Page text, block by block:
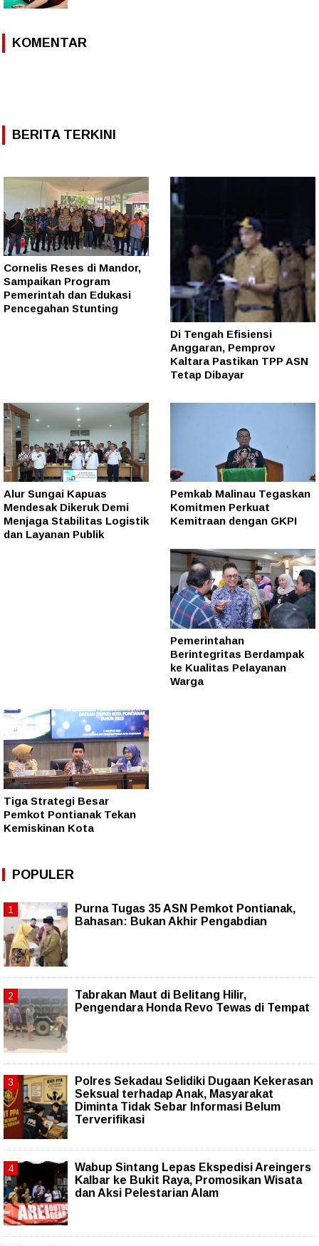
KOMENTAR
BERITA TERKINI
Cornelis Reses di Mandor,
Sampaikan Program
Pemerintah dan Edukasi
Pencegahan Stunting
Di Tengah Efisiensi
Anggaran, Pemprov
Kaltara Pastikan TPP ASN
Tetap Dibayar
Alur Sungai Kapuas
Mendesak Dikeruk Demi
Menjaga Stabilitas Logistik
dan Layanan Publik
Pemkab Malinau Tegaskan
Komitmen Perkuat
Kemitraan dengan GKPI
Pemerintahan
Berintegritas Berdampak
ke Kualitas Pelayanan
Warga
Tiga Strategi Besar
Pemkot Pontianak Tekan
Kemiskinan Kota
POPULER
Purna Tugas 35 ASN Pemkot Pontianak,
Bahasan: Bukan Akhir Pengabdian
Tabrakan Maut di Belitang Hilir,
Pengendara Honda Revo Tewas di Tempat
Polres Sekadau Selidiki Dugaan Kekerasan
Seksual terhadap Anak, Masyarakat
Diminta Tidak Sebar Informasi Belum
Terverifikasi
Wabup Sintang Lepas Ekspedisi Areingers
Kalbar ke Bukit Raya, Promosikan Wisata
dan Aksi Pelestarian Alam